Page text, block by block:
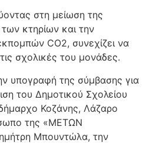
στη μείωση της
κτηρίων και την
CO2, συνεχίζει να
σχολικές του μονάδες.
υπογραφή της σύμβασης για
του Δημοτικού Σχολείου
Κοζάνης, Λάζαρο
της «ΜΕΤΩΝ
Μπουντώλα, την